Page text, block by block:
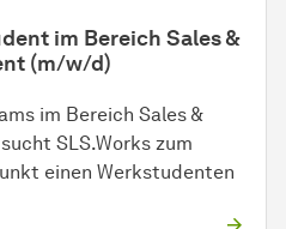
im Bereich Sales &
(m/w/d)
im Bereich Sales &
SLS.Works zum
einen Werkstudenten